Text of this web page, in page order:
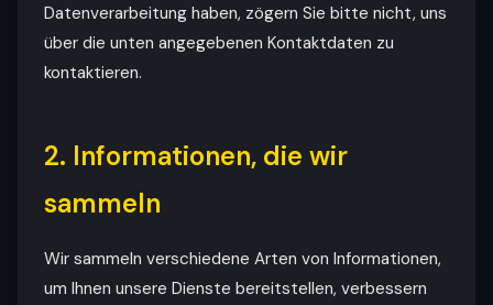
Datenverarbeitung haben, zögern Sie bitte nicht, uns
über die unten angegebenen Kontaktdaten zu
kontaktieren.
2. Informationen, die wir
sammeln
Wir sammeln verschiedene Arten von Informationen,
um Ihnen unsere Dienste bereitstellen, verbessern